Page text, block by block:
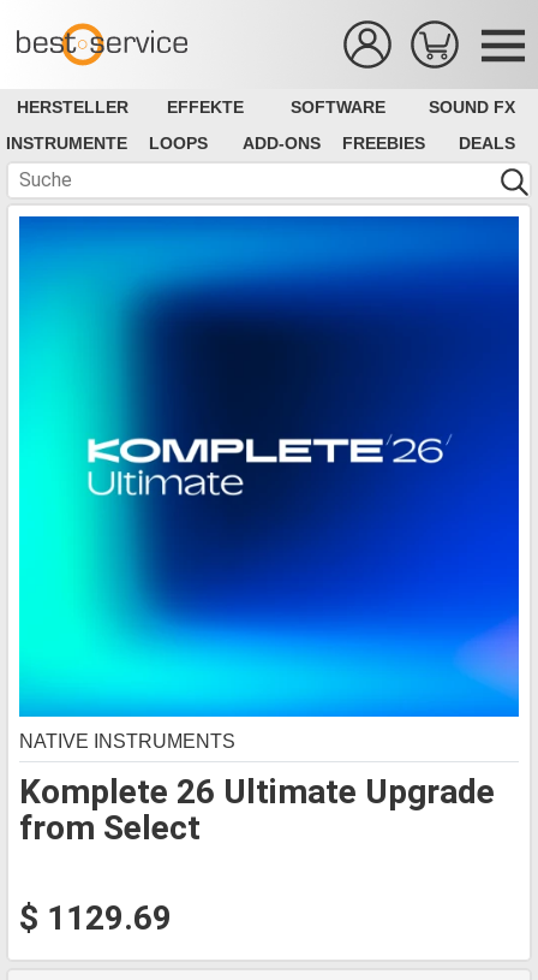
HERSTELLER EFFEKTE SOFTWARE
SOUND FX
INSTRUMENTE
LOOPS ADD-ONS FREEBIES DEALS
Komplete 26 Ultimate Upgrade
from Select
NATIVE INSTRUMENTS
$ 1129.69